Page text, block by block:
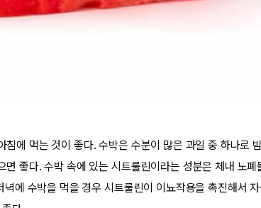
침에 먹는 것이 좋다. 수박은 수분이 많은 과일 중 하나로
면 좋다. 수박 속에 있는 시트룰린이라는 성분은 체내 노
녁에 수박을 먹을 경우 시트룰린이 이뇨작용을 촉진해서